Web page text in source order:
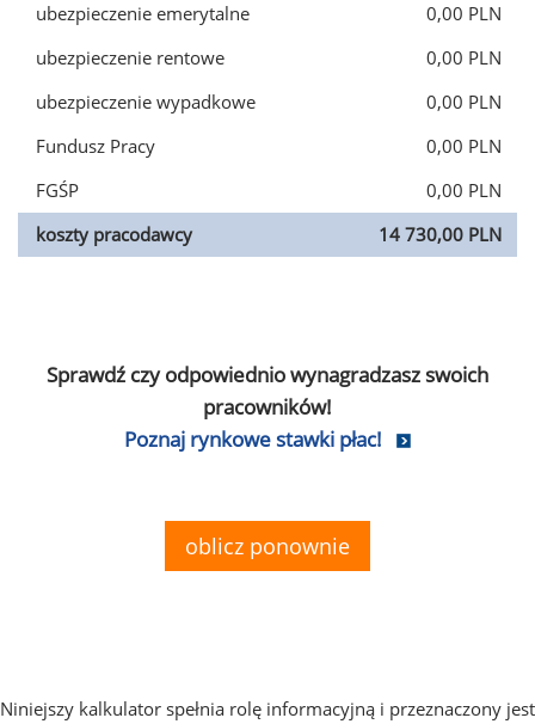
ubezpieczenie emerytalne
0,00 PLN
ubezpieczenie rentowe
0,00 PLN
ubezpieczenie wypadkowe
0,00 PLN
Fundusz Pracy
0,00 PLN
FGŚP
0,00 PLN
koszty pracodawcy
14 730,00 PLN
Sprawdź czy odpowiednio wynagradzasz swoich
pracowników!
Poznaj rynkowe stawki płac!
oblicz ponownie
Niniejszy kalkulator spełnia rolę informacyjną i przeznaczony jest